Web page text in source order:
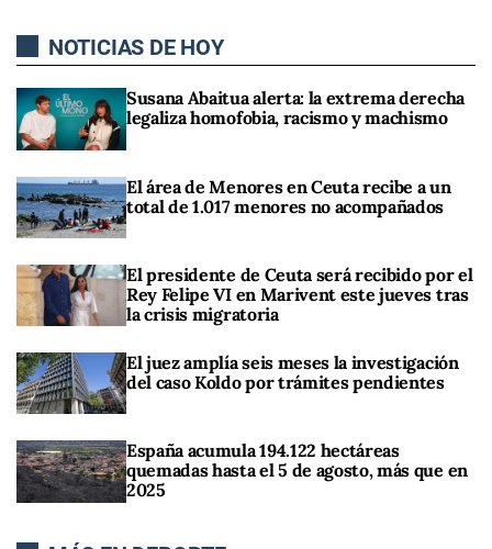
NOTICIAS DE HOY
Susana Abaitua alerta: la extrema derecha
legaliza homofobia, racismo y machismo
El área de Menores en Ceuta recibe a un
total de 1.017 menores no acompañados
El presidente de Ceuta será recibido por el
Rey Felipe VI en Marivent este jueves tras
la crisis migratoria
El juez amplía seis meses la investigación
del caso Koldo por trámites pendientes
España acumula 194.122 hectáreas
quemadas hasta el 5 de agosto, más que en
2025